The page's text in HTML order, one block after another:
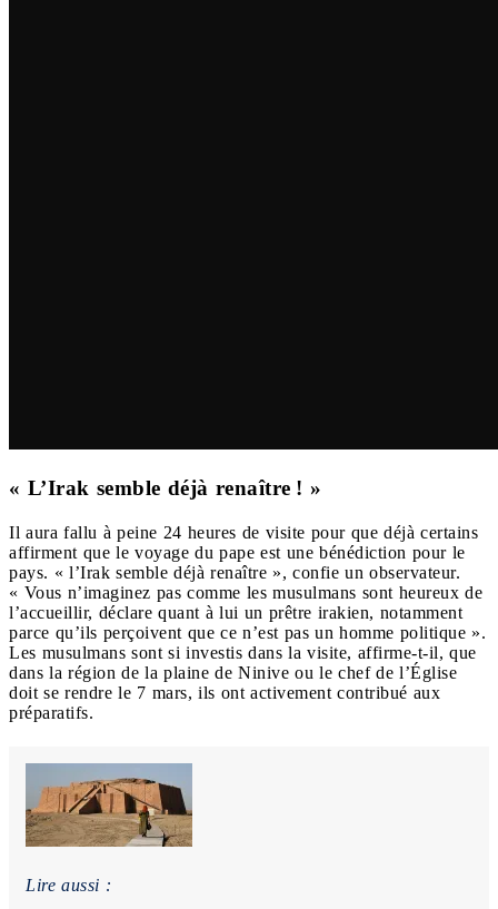
« L’Irak semble déjà renaître ! »
Il aura fallu à peine 24 heures de visite pour que déjà certains
affirment que le voyage du pape est une bénédiction pour le
pays. « l’Irak semble déjà renaître », confie un observateur.
« Vous n’imaginez pas comme les musulmans sont heureux de
l’accueillir, déclare quant à lui un prêtre irakien, notamment
parce qu’ils perçoivent que ce n’est pas un homme politique ».
Les musulmans sont si investis dans la visite, affirme-t-il, que
dans la région de la plaine de Ninive ou le chef de l’Église
doit se rendre le 7 mars, ils ont activement contribué aux
préparatifs.
Lire aussi :